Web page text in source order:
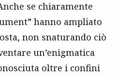
se chiaramente
hanno ampliato
non snaturando ciò
un’enigmatica
oltre i confini